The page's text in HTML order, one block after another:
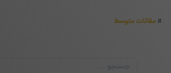
# مقالات متوسط